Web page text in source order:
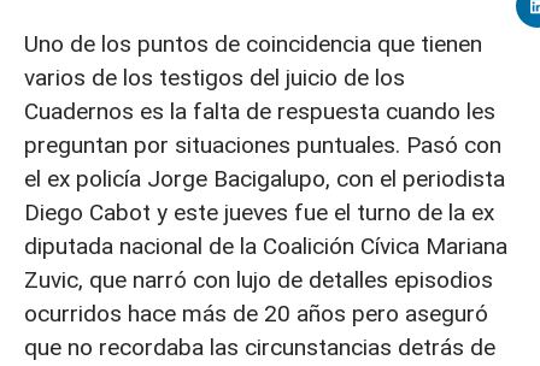
Uno de los puntos de coincidencia que tienen
varios de los testigos del juicio de los
Cuadernos es la falta de respuesta cuando les
preguntan por situaciones puntuales. Pasó con
el ex policía Jorge Bacigalupo, con el periodista
Diego Cabot y este jueves fue el turno de la ex
diputada nacional de la Coalición Cívica Mariana
Zuvic, que narró con lujo de detalles episodios
ocurridos hace más de 20 años pero aseguró
que no recordaba las circunstancias detrás de